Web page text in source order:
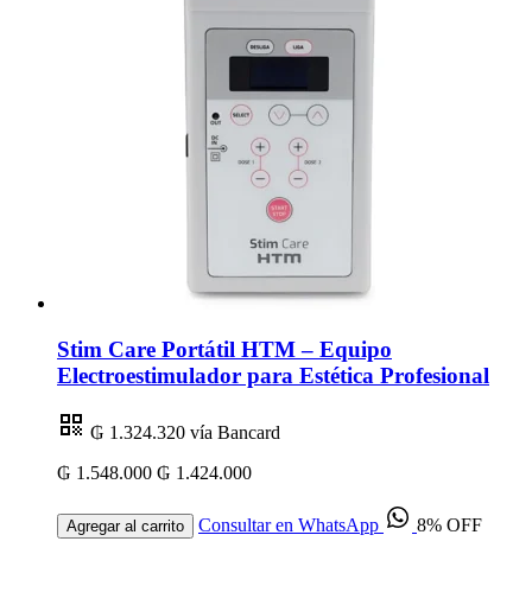
Stim Care Portátil HTM – Equipo
Electroestimulador para Estética Profesional
₲ 1.324.320 vía Bancard
₲ 1.548.000 ₲ 1.424.000
Agregar al carrito Consultar en WhatsApp 8% OFF